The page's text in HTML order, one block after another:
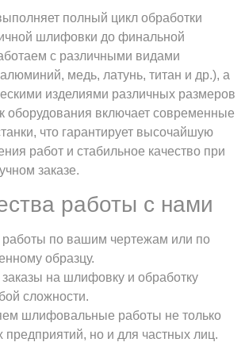
полный цикл обработки
шлифовки до финальной
с различными видами
медь, латунь, титан и др.), а
изделиями различных размеров
включает современные
что гарантирует высочайшую
работ и стабильное качество при
заказе.
работы с нами
по вашим чертежам или по
образцу.
на шлифовку и обработку
сложности.
шлифовальные работы не только
предприятий, но и для частных лиц.